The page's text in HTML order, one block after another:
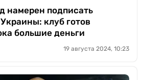
намерен подписать
клуб готов
большие деньги
19 августа 2024, 10:23